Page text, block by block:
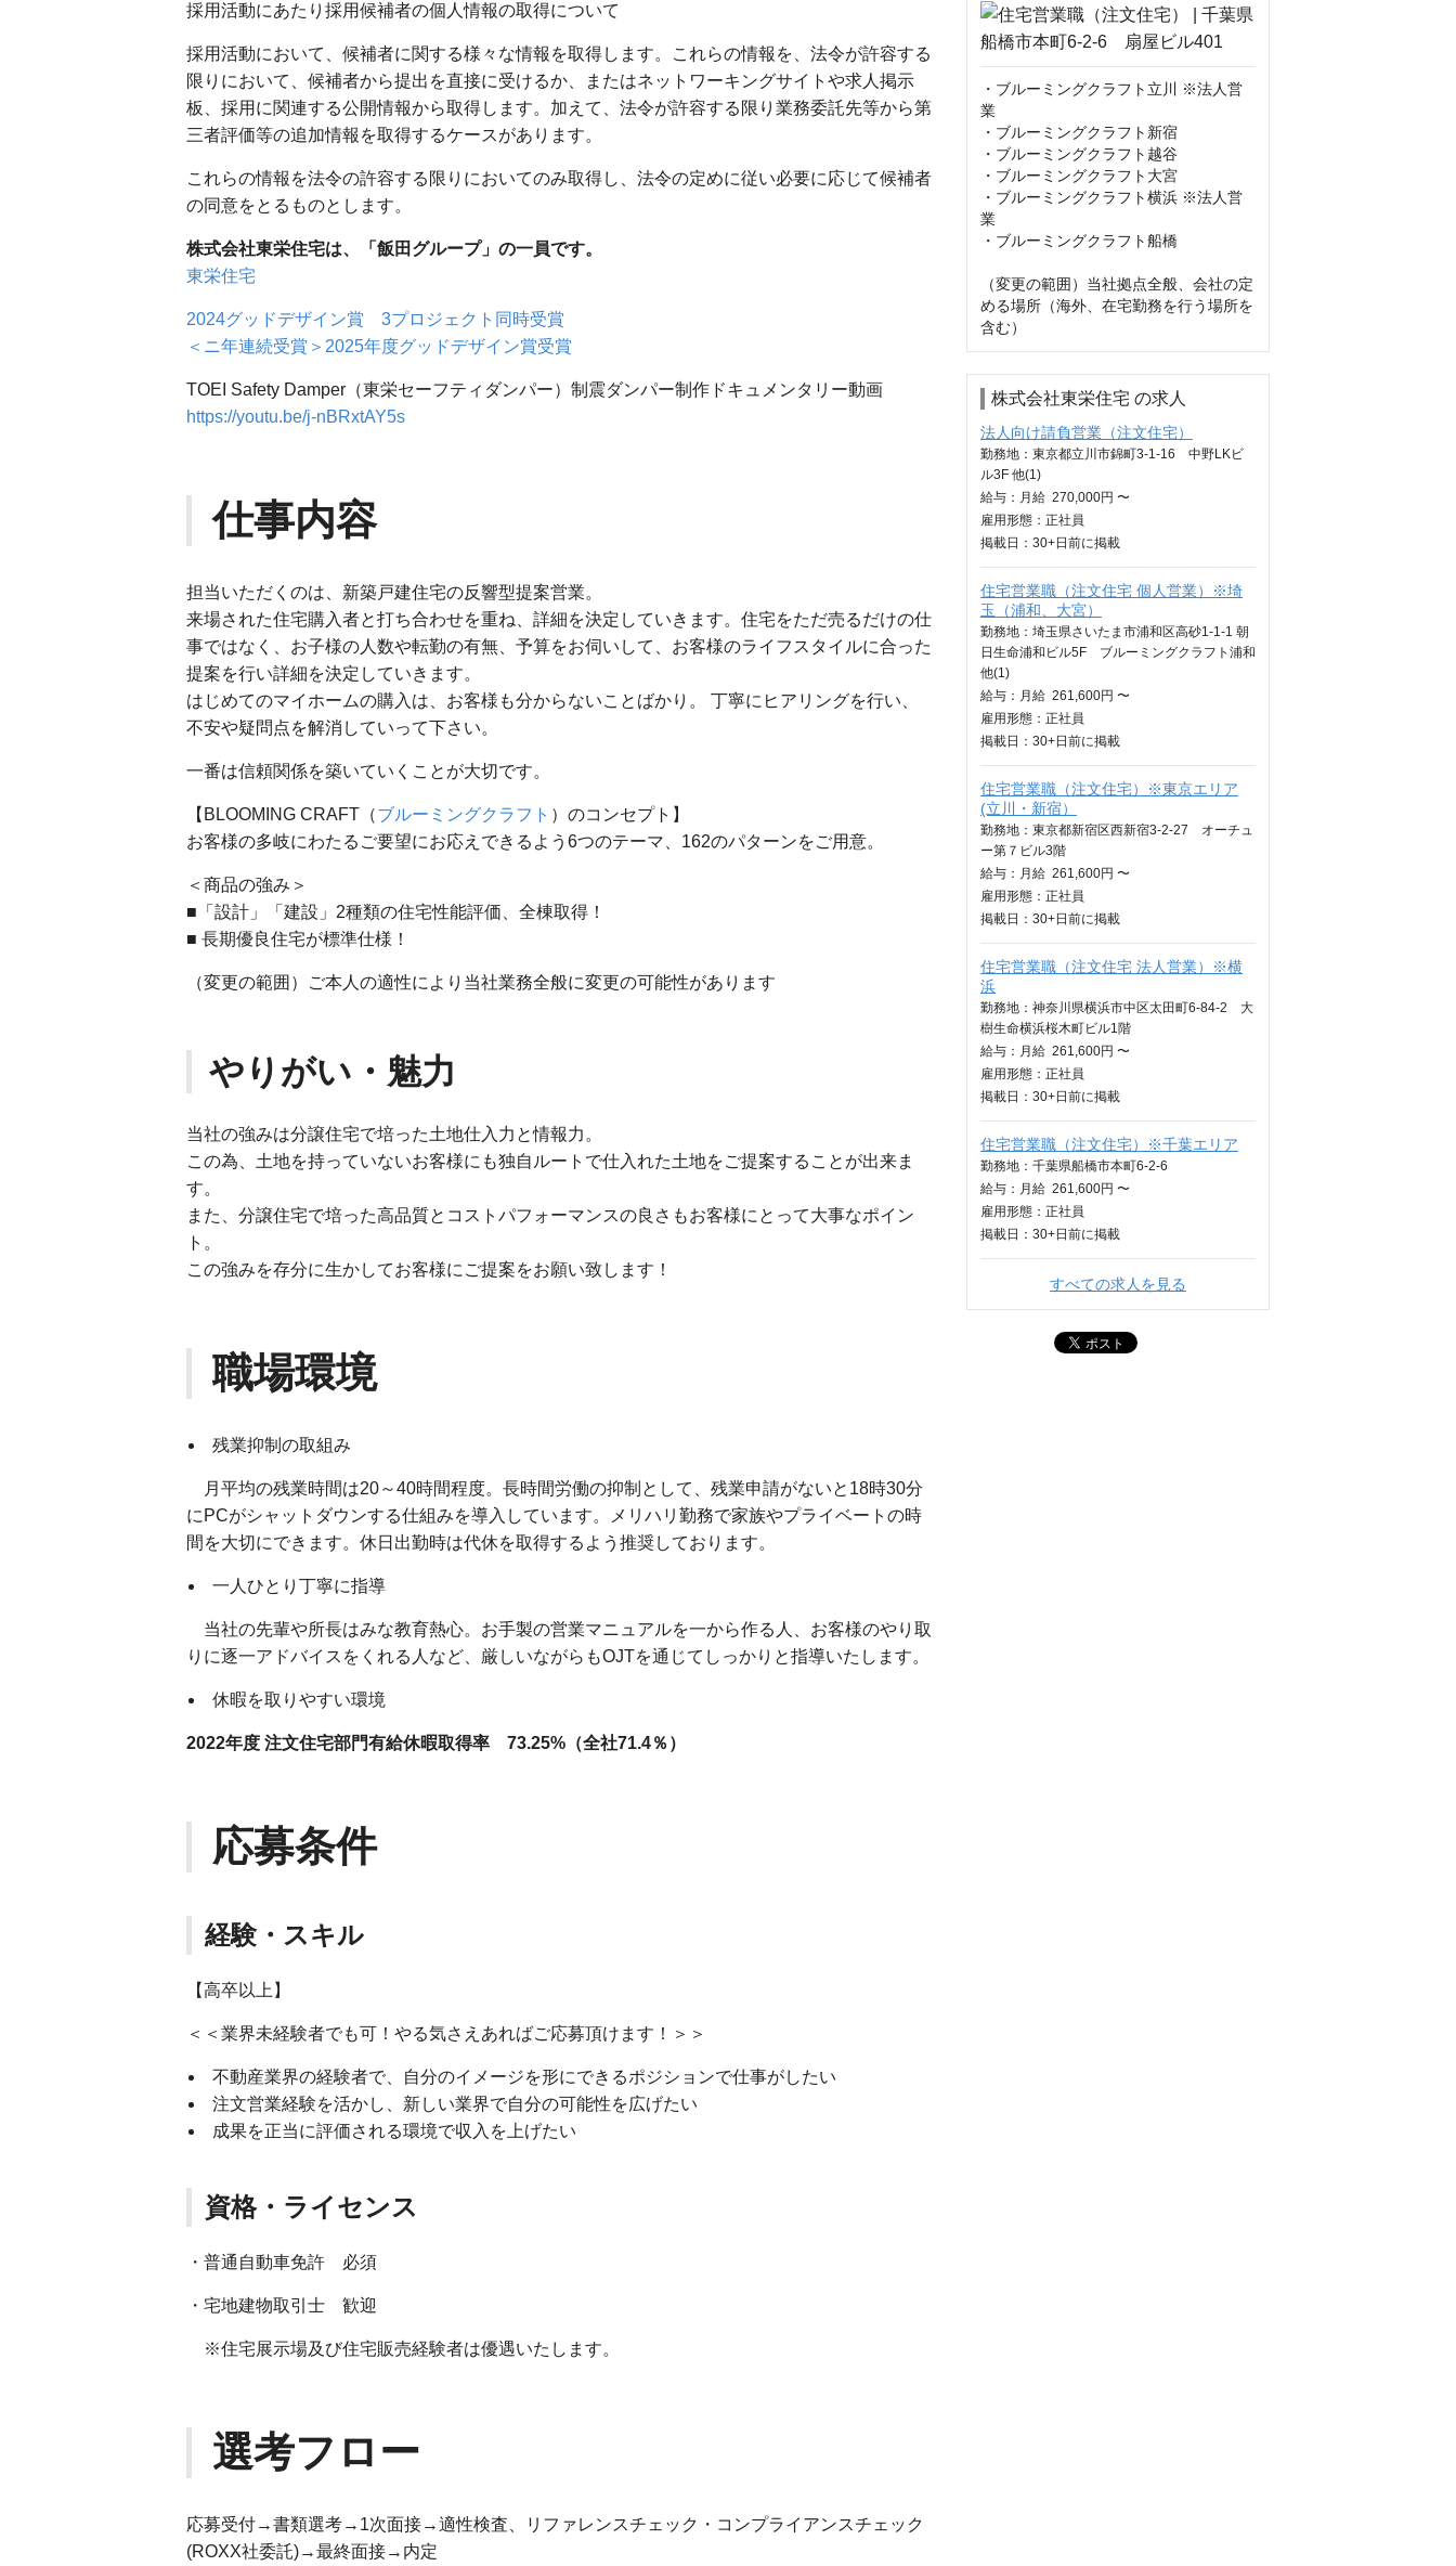
採用活動にあたり採用候補者の個人情報の取得について
採用活動において、候補者に関する様々な情報を取得します。これらの情報を、法令が許容する
限りにおいて、候補者から提出を直接に受けるか、またはネットワーキングサイトや求人掲示
板、採用に関連する公開情報から取得します。加えて、法令が許容する限り業務委託先等から第
三者評価等の追加情報を取得するケースがあります。
これらの情報を法令の許容する限りにおいてのみ取得し、法令の定めに従い必要に応じて候補者
の同意をとるものとします。
株式会社東栄住宅は、「飯田グループ」の一員です。
東栄住宅
2024グッドデザイン賞 3プロジェクト同時受賞
＜ニ年連続受賞＞2025年度グッドデザイン賞受賞
TOEI Safety Damper（東栄セーフティダンパー）制震ダンパー制作ドキュメンタリー動画
https://youtu.be/j-nBRxtAY5s
仕事内容
担当いただくのは、新築戸建住宅の反響型提案営業。
来場された住宅購入者と打ち合わせを重ね、詳細を決定していきます。住宅をただ売るだけの仕
事ではなく、お子様の人数や転勤の有無、予算をお伺いして、お客様のライフスタイルに合った
提案を行い詳細を決定していきます。
はじめてのマイホームの購入は、お客様も分からないことばかり。 丁寧にヒアリングを行い、
不安や疑問点を解消していって下さい。
一番は信頼関係を築いていくことが大切です。
【BLOOMING CRAFT（ブルーミングクラフト ）のコンセプト】
お客様の多岐にわたるご要望にお応えできるよう6つのテーマ、162のパターンをご用意。
＜商品の強み＞
■「設計」「建設」2種類の住宅性能評価、全棟取得！
■ 長期優良住宅が標準仕様！
（変更の範囲）ご本人の適性により当社業務全般に変更の可能性があります
やりがい・魅力
当社の強みは分譲住宅で培った土地仕入力と情報力。
この為、土地を持っていないお客様にも独自ルートで仕入れた土地をご提案することが出来ま
す。
また、分譲住宅で培った高品質とコストパフォーマンスの良さもお客様にとって大事なポイン
ト。
この強みを存分に生かしてお客様にご提案をお願い致します！
職場環境
残業抑制の取組み
月平均の残業時間は20～40時間程度。長時間労働の抑制として、残業申請がないと18時30分
にPCがシャットダウンする仕組みを導入しています。メリハリ勤務で家族やプライベートの時
間を大切にできます。休日出勤時は代休を取得するよう推奨しております。
一人ひとり丁寧に指導
当社の先輩や所長はみな教育熱心。お手製の営業マニュアルを一から作る人、お客様のやり取
りに逐一アドバイスをくれる人など、厳しいながらもOJTを通じてしっかりと指導いたします。
休暇を取りやすい環境
2022年度 注文住宅部門有給休暇取得率 73.25%（全社71.4％）
応募条件
経験・スキル
【高卒以上】
＜＜業界未経験者でも可！やる気さえあればご応募頂けます！＞＞
不動産業界の経験者で、自分のイメージを形にできるポジションで仕事がしたい
注文営業経験を活かし、新しい業界で自分の可能性を広げたい
成果を正当に評価される環境で収入を上げたい
資格・ライセンス
・普通自動車免許 必須
・宅地建物取引士 歓迎
※住宅展示場及び住宅販売経験者は優遇いたします。
選考フロー
応募受付→書類選考→1次面接→適性検査、リファレンスチェック・コンプライアンスチェック
(ROXX社委託)→最終面接→内定
・ブルーミングクラフト立川 ※法人営
業
・ブルーミングクラフト新宿
・ブルーミングクラフト越谷
・ブルーミングクラフト大宮
・ブルーミングクラフト横浜 ※法人営
業
・ブルーミングクラフト船橋
（変更の範囲）当社拠点全般、会社の定
める場所（海外、在宅勤務を行う場所を
含む）
株式会社東栄住宅 の求人
法人向け請負営業（注文住宅）
勤務地：東京都立川市錦町3-1-16 中野LKビ
ル3F 他(1)
給与： 月給 270,000円 〜
雇用形態：正社員
掲載日： 30+日 前に掲載
住宅営業職（注文住宅 個人営業）※埼
玉（浦和、大宮）
勤務地：埼玉県さいたま市浦和区高砂1-1-1 朝
日生命浦和ビル5F ブルーミングクラフト浦和
他(1)
給与： 月給 261,600円 〜
雇用形態：正社員
掲載日： 30+日 前に掲載
住宅営業職（注文住宅）※東京エリア
(立川・新宿）
勤務地：東京都新宿区西新宿3-2-27 オーチュ
ー第７ビル3階
給与： 月給 261,600円 〜
雇用形態：正社員
掲載日： 30+日 前に掲載
住宅営業職（注文住宅 法人営業）※横
浜
勤務地：神奈川県横浜市中区太田町6-84-2 大
樹生命横浜桜木町ビル1階
給与： 月給 261,600円 〜
雇用形態：正社員
掲載日： 30+日 前に掲載
住宅営業職（注文住宅）※千葉エリア
勤務地：千葉県船橋市本町6-2-6
給与： 月給 261,600円 〜
雇用形態：正社員
掲載日： 30+日 前に掲載
すべての求人を見る